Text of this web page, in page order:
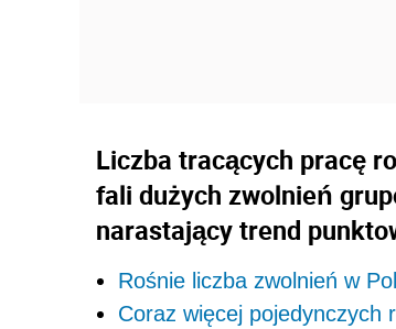
Liczba tracących pracę
fali dużych zwolnień
narastający trend
Rośnie liczba zwolnień w
Coraz więcej pojedynczych